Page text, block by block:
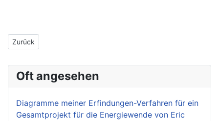
Vorheriger Beitrag: Wasserstoff-Energieherstellungs-Lösungen
Zurück
Oft angesehen
Diagramme meiner Erfindungen-Verfahren für ein
Gesamtprojekt für die Energiewende von Eric